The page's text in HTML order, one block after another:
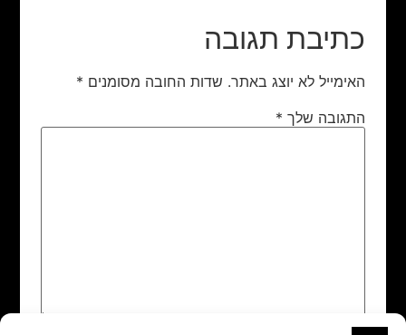
כתיבת תגובה
האימייל לא יוצג באתר. שדות החובה מסומנים *
התגובה שלך *